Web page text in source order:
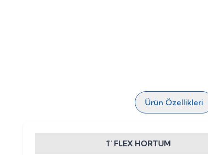
Ürün Özellikleri
1" FLEX HORTUM